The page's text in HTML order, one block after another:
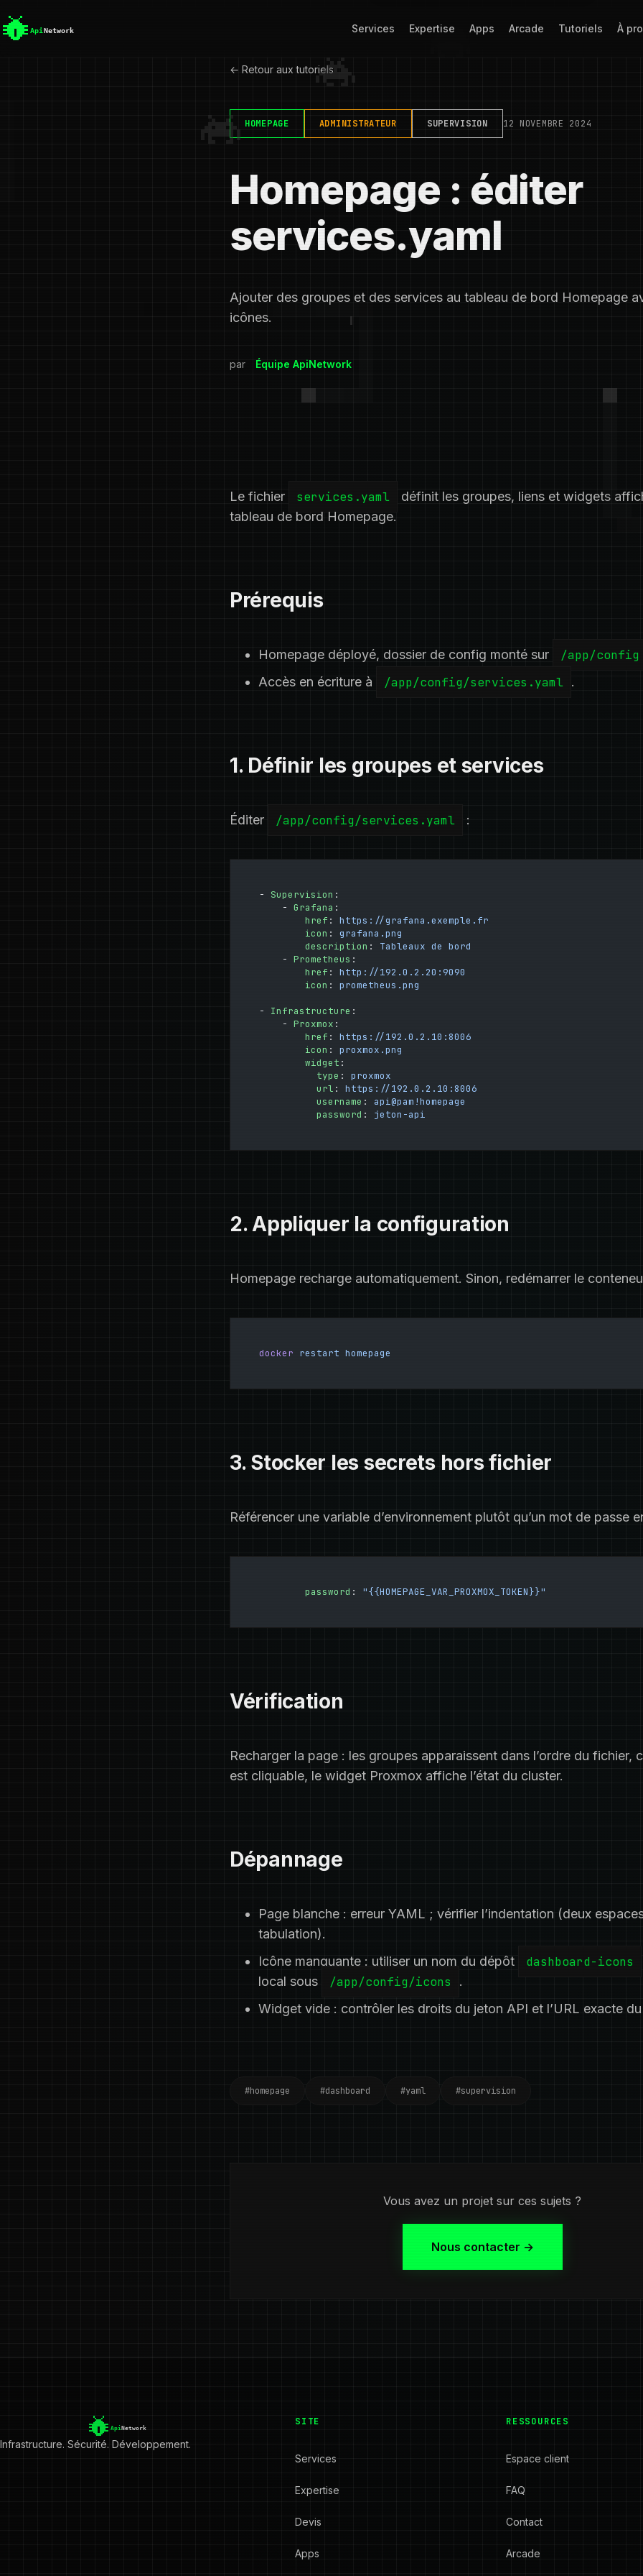
Services Expertise Apps Arcade Tutoriels À
← Retour aux tutoriels
HOMEPAGE ADMINISTRATEUR SUPERVISION 12 NOVEMBRE 2024
Homepage : éditer
services.yaml
Ajouter des groupes et des services au tableau de bord Homepage
icônes.
par Équipe ApiNetwork
Le fichier services.yaml
définit les groupes, liens et widgets
tableau de bord Homepage.
Prérequis
Homepage déployé, dossier de config monté sur /app/config
Accès en écriture à /app/config/services.yaml .
1. Définir les groupes et services
Éditer /app/config/services.yaml :
- Supervision :
    -
Grafana :
        href
: https://grafana.exemple.fr
        icon
: grafana.png
        description
: Tableaux de bord
    -
Prometheus :
        href
: http://192.0.2.20:9090
        icon
: prometheus.png
- Infrastructure :
    -
Proxmox :
        href
: https://192.0.2.10:8006
        icon
: proxmox.png
        widget
:
          type
: proxmox
          url
: https://192.0.2.10:8006
          username
: api@pam!homepage
          password
: jeton-api
2. Appliquer la configuration
Homepage recharge automatiquement. Sinon, redémarrer le
docker restart homepage
3. Stocker les secrets hors fichier
Référencer une variable d’environnement plutôt qu’un mot de passe
        password
: "{{HOMEPAGE_VAR_PROXMOX_TOKEN}}"
Vérification
Recharger la page : les groupes apparaissent dans l’ordre du fichier,
est cliquable, le widget Proxmox affiche l’état du cluster.
Dépannage
Page blanche : erreur YAML ; vérifier l’indentation (deux
tabulation).
Icône manquante : utiliser un nom du dépôt
dashboard-icons
local sous
/app/config/icons
.
Widget vide : contrôler les droits du jeton API et l’URL exacte
#homepage #dashboard #yaml #supervision
Vous avez un projet sur ces sujets ?
Nous contacter →
Infrastructure. Sécurité. Développement.
SITE
Services
Expertise
Devis
Apps
RESSOURCES
Espace client
FAQ
Contact
Arcade